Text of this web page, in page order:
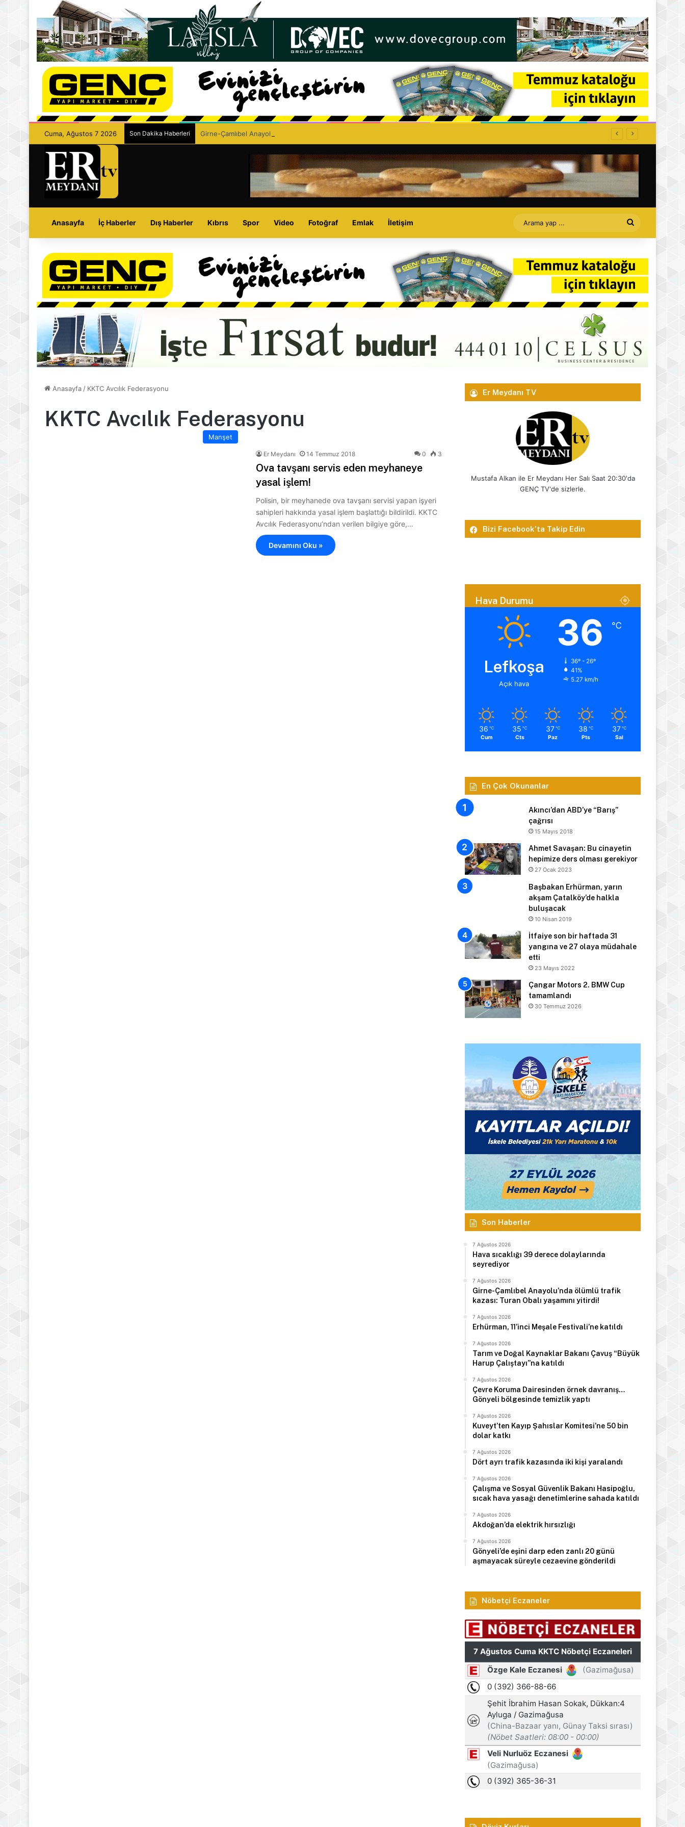
Cuma, Ağustos 7 2026 Son Dakika Haberleri Girne-Çamlıbel Anayolu’nda ölümlü trafik kazası: Turan Obalı yaşamını yitirdi!
Anasayfa İç Haberler Dış Haberler Kıbrıs Spor Video Fotoğraf Emlak İletişim
Arama
yap
...
Anasayfa/ KKTC Avcılık Federasyonu
KKTC Avcılık Federasyonu
Manşet
Er Meydanı 14 Temmuz 2018 0 3
Ova tavşanı servis eden meyhaneye
yasal işlem!
Polisin, bir meyhanede ova tavşanı servisi yapan işyeri
sahipleri hakkında yasal işlem başlattığı bildirildi. KKTC
Avcılık Federasyonu’ndan verilen bilgiye göre,…
Devamını Oku »
Er Meydanı TV
Mustafa Alkan ile Er Meydanı Her Salı Saat 20:30'da
GENÇ TV'de sizlerle.
Bizi Facebook’ta Takip Edin
Hava Durumu
Lefkoşa
Açık hava
36 ℃
36º - 26º
41%
5.27 km/h
36 ℃
Cum
35 ℃
Cts
37 ℃
Paz
38 ℃
Pts
37 ℃
Sal
En Çok Okunanlar
Akıncı’dan ABD’ye “Barış”
çağrısı
15 Mayıs 2018
Ahmet Savaşan: Bu cinayetin
hepimize ders olması gerekiyor
27 Ocak 2023
Başbakan Erhürman, yarın
akşam Çatalköy’de halkla
buluşacak
10 Nisan 2019
İtfaiye son bir haftada 31
yangına ve 27 olaya müdahale
etti
23 Mayıs 2022
Çangar Motors 2. BMW Cup
tamamlandı
30 Temmuz 2026
Son Haberler
7 Ağustos 2026
Hava sıcaklığı 39 derece dolaylarında
seyrediyor
7 Ağustos 2026
Girne-Çamlıbel Anayolu’nda ölümlü trafik
kazası: Turan Obalı yaşamını yitirdi!
7 Ağustos 2026
Erhürman, 11’inci Meşale Festivali’ne katıldı
7 Ağustos 2026
Tarım ve Doğal Kaynaklar Bakanı Çavuş “Büyük
Harup Çalıştayı”na katıldı
7 Ağustos 2026
Çevre Koruma Dairesinden örnek davranış…
Gönyeli bölgesinde temizlik yaptı
7 Ağustos 2026
Kuveyt’ten Kayıp Şahıslar Komitesi’ne 50 bin
dolar katkı
7 Ağustos 2026
Dört ayrı trafik kazasında iki kişi yaralandı
7 Ağustos 2026
Çalışma ve Sosyal Güvenlik Bakanı Hasipoğlu,
sıcak hava yasağı denetimlerine sahada katıldı
7 Ağustos 2026
Akdoğan’da elektrik hırsızlığı
7 Ağustos 2026
Gönyeli’de eşini darp eden zanlı 20 günü
aşmayacak süreyle cezaevine gönderildi
Nöbetçi Eczaneler